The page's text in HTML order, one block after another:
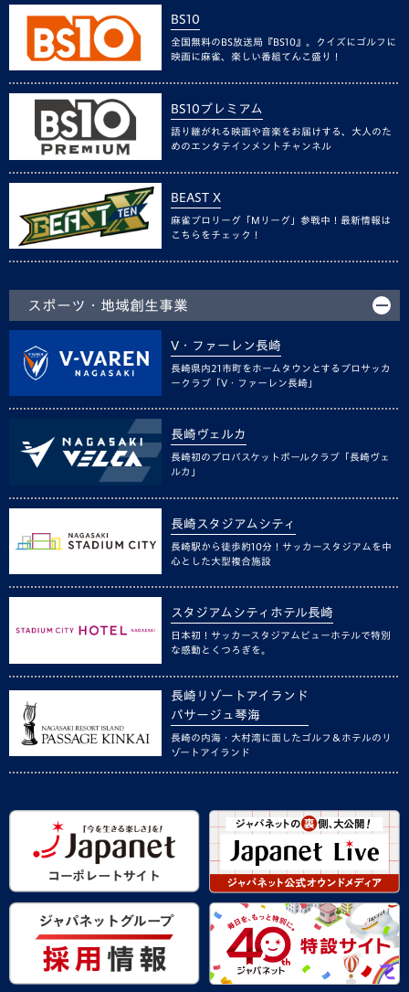
BS10
全国無料のBS放送局『BS10』。クイズにゴルフに
映画に麻雀、楽しい番組てんこ盛り！
BS10プレミアム
語り継がれる映画や音楽をお届けする、大人のた
めのエンタテインメントチャンネル
BEAST X
麻雀プロリーグ「Mリーグ」参戦中！最新情報は
こちらをチェック！
スポーツ・地域創生事業
V・ファーレン長崎
長崎県内21市町をホームタウンとするプロサッカ
ークラブ「V・ファーレン長崎」
長崎ヴェルカ
長崎初のプロバスケットボールクラブ「長崎ヴェ
ルカ」
長崎スタジアムシティ
長崎駅から徒歩約10分！サッカースタジアムを中
心とした大型複合施設
スタジアムシティホテル長崎
日本初！サッカースタジアムビューホテルで特別
な感動とくつろぎを。
長崎リゾートアイランド
パサージュ琴海
長崎の内海・大村湾に面したゴルフ＆ホテルのリ
ゾートアイランド